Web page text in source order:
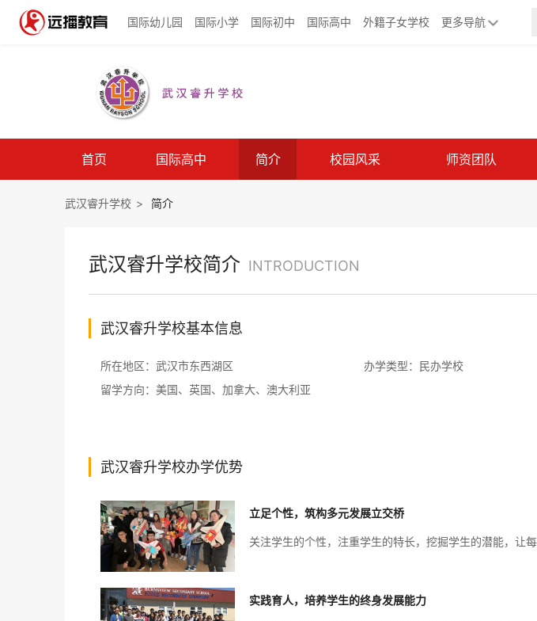
国际幼儿园 国际小学 国际初中 国际高中 外籍子女学校 更多导航
首页 国际高中 简介 校园风采 师资团队
武汉睿升学校 > 简介
武汉睿升学校简介 INTRODUCTION
武汉睿升学校基本信息
所在地区： 武汉市东西湖区 办学类型： 民办学校
留学方向： 美国、英国、加拿大、澳大利亚
武汉睿升学校办学优势
立足个性，筑构多元发展立交桥
关注学生的个性，注重学生的特长，挖掘学生的潜能，让每
实践育人，培养学生的终身发展能力